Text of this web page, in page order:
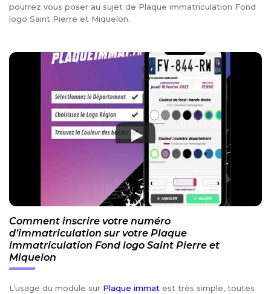
pourrez vous poser au sujet de Plaque immatriculation Fond
logo Saint Pierre et Miquelon.
Comment inscrire votre numéro
d’immatriculation sur votre Plaque
immatriculation Fond logo Saint Pierre et
Miquelon
L’usage du module sur Plaque immat est très simple, toutes